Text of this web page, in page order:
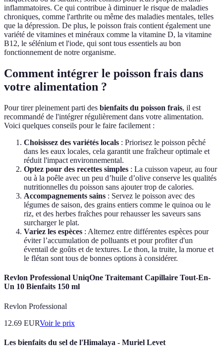
inflammatoires. Ce qui contribue à diminuer le risque de maladies
chroniques, comme l'arthrite ou même des maladies mentales, telles
que la dépression. De plus, le poisson frais contient également une
variété de vitamines et minéraux comme la vitamine D, la vitamine
B12, le sélénium et l'iode, qui sont tous essentiels au bon
fonctionnement de notre organisme.
Comment intégrer le poisson frais dans
votre alimentation ?
Pour tirer pleinement parti des bienfaits du poisson frais, il est
recommandé de l'intégrer régulièrement dans votre alimentation.
Voici quelques conseils pour le faire facilement :
Choisissez des variétés locals : Priorisez le poisson pêché
dans les eaux locales, cela garantit une fraîcheur optimale et
réduit l'impact environnemental.
Optez pour des recettes simples : La cuisson vapeur, au four
ou à la poêle avec un peu d’huile d’olive conserve les qualités
nutritionnelles du poisson sans ajouter trop de calories.
Accompagnements sains : Servez le poisson avec des
légumes de saison, des grains entiers comme le quinoa ou le
riz, et des herbes fraîches pour rehausser les saveurs sans
surcharger le plat.
Variez les espèces : Alternez entre différentes espèces pour
éviter l’accumulation de polluants et pour profiter d'un
éventail de goûts et de textures. Le thon, la truite, la morue et
le flétan sont tous de bonnes options à considérer.
Revlon Professional UniqOne Traitemant Capillaire Tout-En-
Un 10 Bienfaits 150 ml
Revlon Professional
12.69 EURVoir le prix
Les bienfaits du sel de l'Himalaya - Muriel Levet